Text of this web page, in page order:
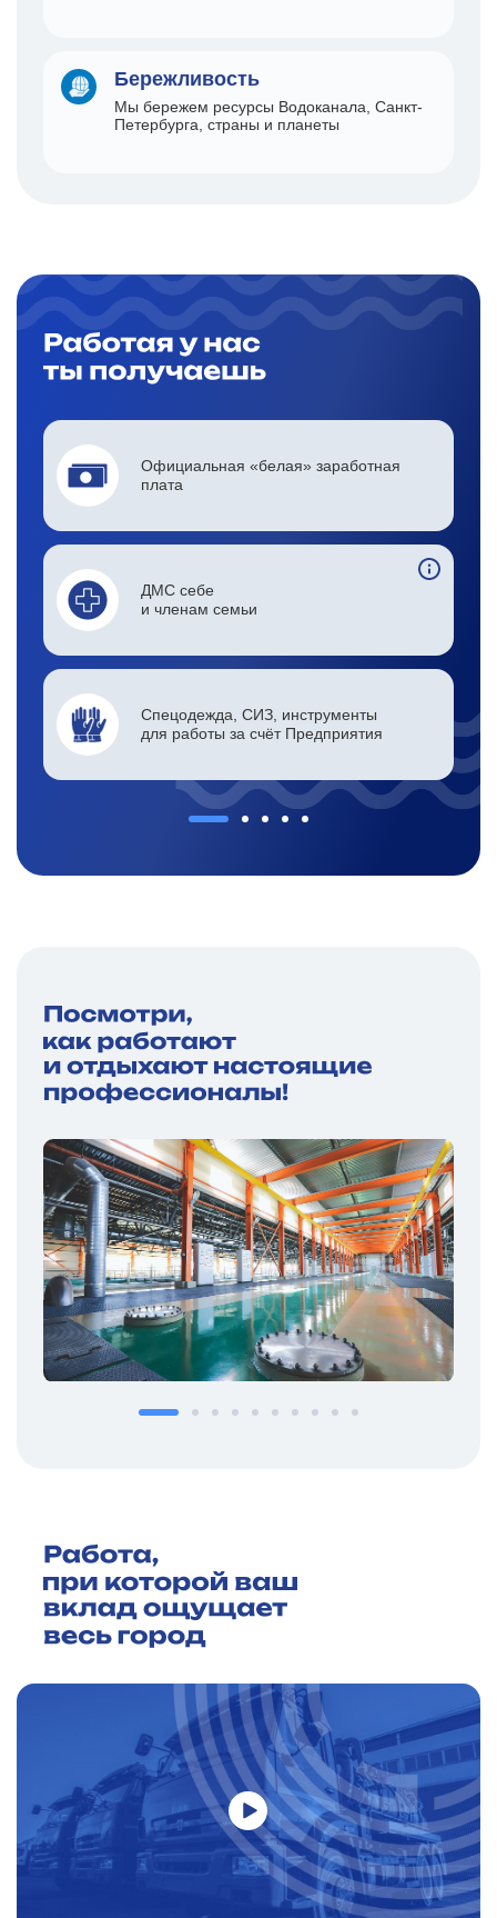
Бережливость
Мы бережем ресурсы Водоканала, Санкт-
Петербурга, страны и планеты
Официальная «белая» заработная
плата
ДМС себе
и членам семьи
Спецодежда, СИЗ, инструменты
для работы за счёт Предприятия